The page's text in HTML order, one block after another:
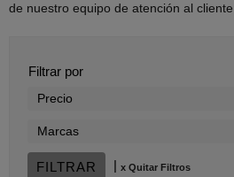
de nuestro equipo de atención al cliente.
Filtrar por
Precio
Marcas
x Quitar Filtros